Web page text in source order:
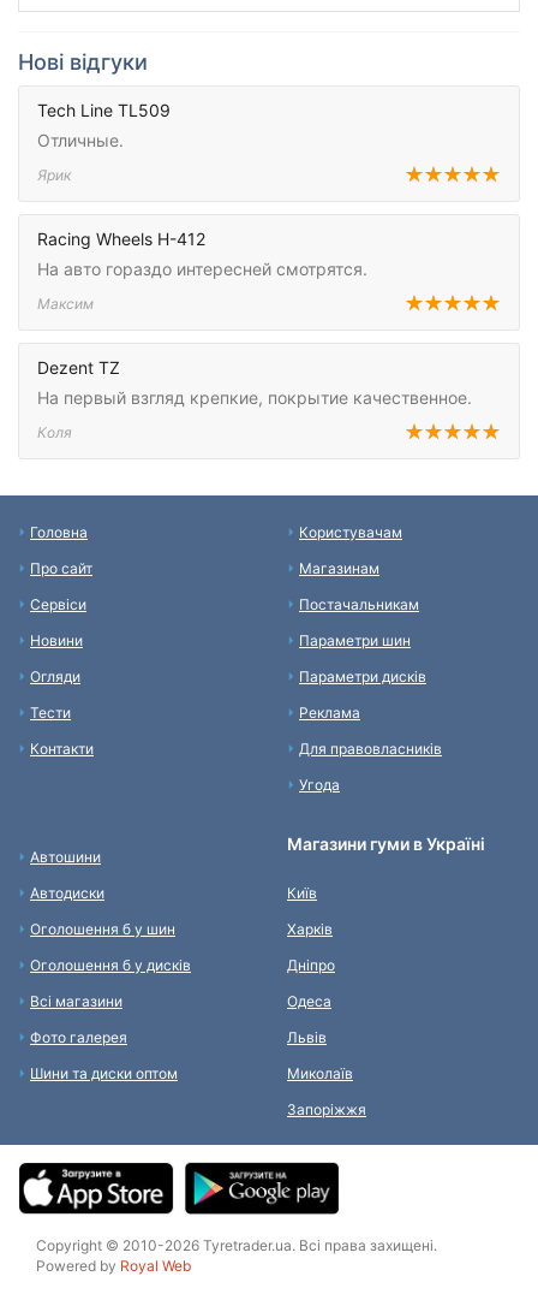
Нові відгуки
Tech Line TL509
Отличные.
Ярик
Racing Wheels H-412
На авто гораздо интересней смотрятся.
Максим
Dezent TZ
На первый взгляд крепкие, покрытие качественное.
Коля
Головна
Про сайт
Сервіси
Новини
Огляди
Тести
Контакти
Користувачам
Магазинам
Постачальникам
Параметри шин
Параметри дисків
Реклама
Для правовласників
Угода
Автошини
Автодиски
Оголошення б у шин
Оголошення б у дисків
Всі магазини
Фото галерея
Шини та диски оптом
Магазини гуми в Україні
Київ
Харків
Дніпро
Одеса
Львів
Миколаїв
Запоріжжя
Copyright © 2010-2026 Tyretrader.ua. Всі права захищені.
Powered by Royal Web